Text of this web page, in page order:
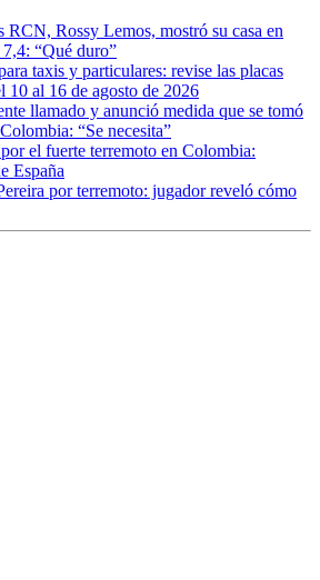
RCN, Rossy Lemos, mostró su casa en
“Qué duro”
taxis y particulares: revise las placas
10 al 16 de agosto de 2026
llamado y anunció medida que se tomó
“Se necesita”
el fuerte terremoto en Colombia:
España
por terremoto: jugador reveló cómo